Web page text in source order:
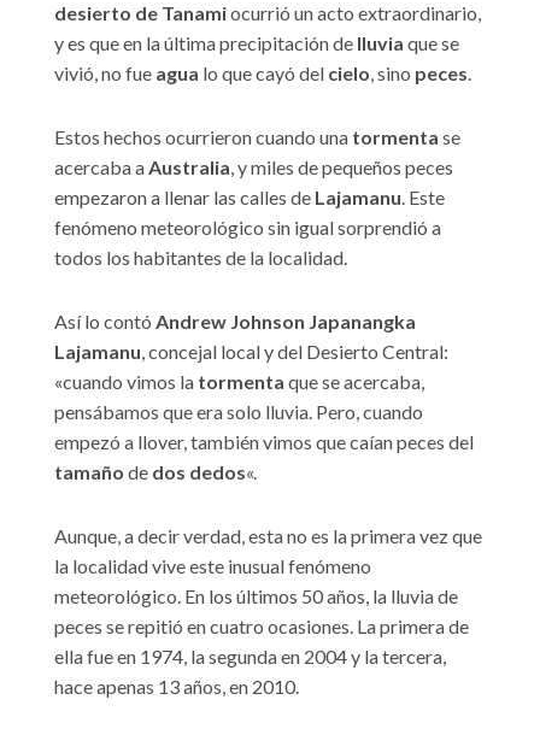
desierto de Tanamiocurrió un acto extraordinario,
y es que en la última precipitación de lluvia que se
vivió, no fue agua lo que cayó del cielo, sino peces.
Estos hechos ocurrieron cuando una tormenta se
acercaba aAustralia, y miles de pequeños peces
empezaron a llenar las calles de Lajamanu. Este
fenómeno meteorológico sin igual sorprendió a
todos los habitantes de la localidad.
Así lo contó Andrew Johnson Japanangka
Lajamanu, concejal local y del Desierto Central:
«cuando vimos la tormenta que se acercaba,
pensábamos que era solo lluvia. Pero, cuando
empezó a llover, también vimos que caían peces del
tamaño de dos dedos«.
Aunque, a decir verdad, esta no es la primera vez que
la localidad vive este inusual fenómeno
meteorológico. En los últimos 50 años, la lluvia de
peces se repitió en cuatro ocasiones. La primera de
ella fue en 1974, la segunda en 2004 y la tercera,
hace apenas 13 años, en 2010.